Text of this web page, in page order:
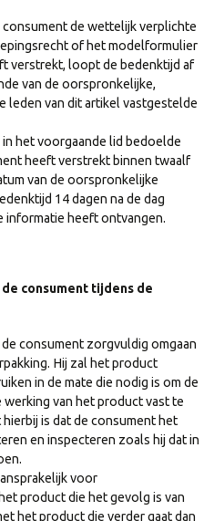
de wettelijk verplichte
of het modelformulier
verstrekt, loopt de bedenktijd af
van de oorspronkelijke,
leden van dit artikel vastgestelde
het voorgaande lid bedoelde
heeft verstrekt binnen twaalf
van de oorspronkelijke
14 dagen na de dag
informatie heeft ontvangen.
consument tijdens de
consument zorgvuldig omgaan
Hij zal het product
in de mate die nodig is om de
werking van het product vast te
is dat de consument het
en inspecteren zoals hij dat in
voor
product die het gevolg is van
het product die verder gaat dan